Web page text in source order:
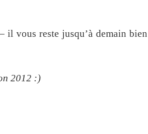
vous reste jusqu’à demain bien
2012 :)